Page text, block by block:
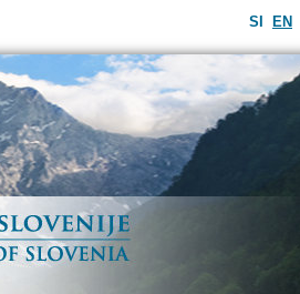
SI EN